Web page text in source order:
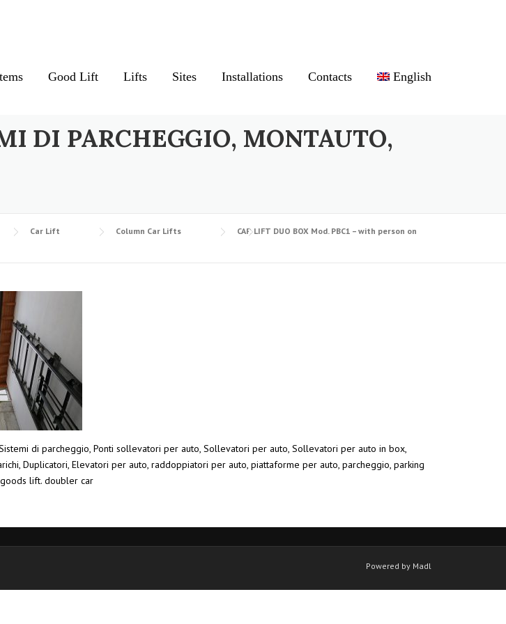
Good Lift Lifts Sites Installations Contacts English
DI PARCHEGGIO, MONTAUTO,
Car Lift Column Car Lifts
CAR LIFT DUO BOX Mod. PBC1 – with person on
di parcheggio, Ponti sollevatori per auto, Sollevatori per auto, Sollevatori per auto in box,
Duplicatori, Elevatori per auto, raddoppiatori per auto, piattaforme per auto, parcheggio, parking
lift. doubler car
Powered by Madl